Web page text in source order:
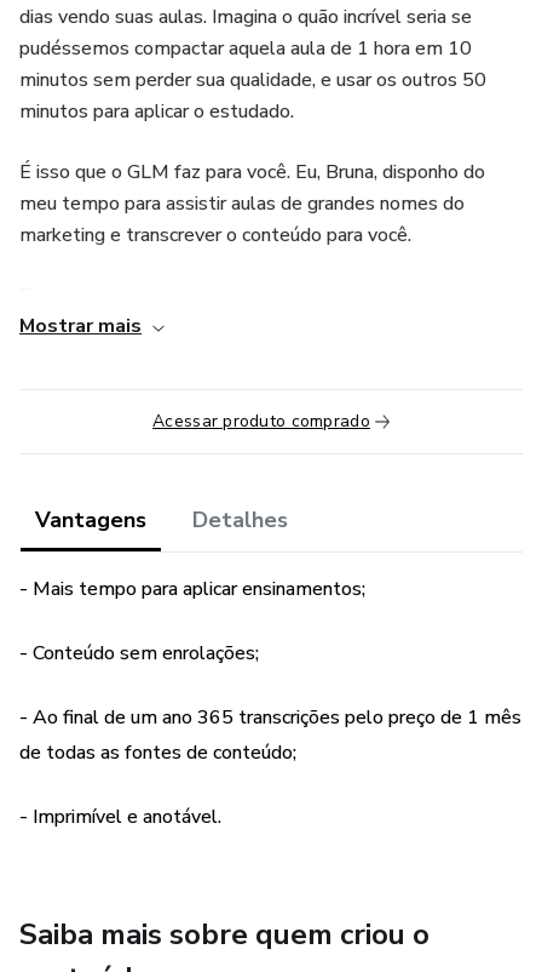
dias vendo suas aulas. Imagina o quão incrível seria se
pudéssemos compactar aquela aula de 1 hora em 10
minutos sem perder sua qualidade, e usar os outros 50
minutos para aplicar o estudado.
É isso que o GLM faz para você. Eu, Bruna, disponho do
meu tempo para assistir aulas de grandes nomes do
marketing e transcrever o conteúdo para você.
informação chaves fiquem de fora e o objetivo da aula seja
de se entender.
Não bastou para ti? Calcule comigo:
Em um mês, 30 aulas de uma hora = 30h/aula.
estudou.
fazer dinheiro. Invista naquilo que realmente te dará
Mostrar mais
Acessar produto comprado
Vantagens Detalhes
- Mais tempo para aplicar ensinamentos;
- Conteúdo sem enrolações;
- Ao final de um ano 365 transcrições pelo preço de 1 mês
de todas as fontes de conteúdo;
- Imprimível e anotável.
Saiba mais sobre quem criou o